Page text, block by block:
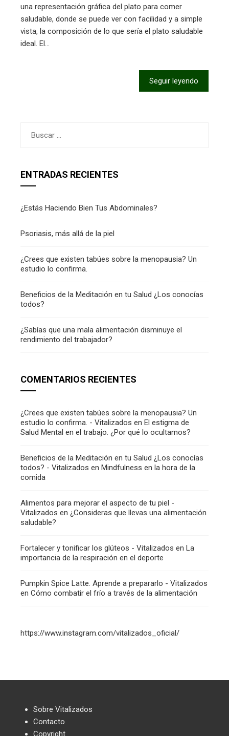
una representación gráfica del plato para comer
saludable, donde se puede ver con facilidad y a simple
vista, la composición de lo que sería el plato saludable
ideal. El…
Seguir leyendo
ENTRADAS RECIENTES
¿Estás Haciendo Bien Tus Abdominales?
Psoriasis, más allá de la piel
¿Crees que existen tabúes sobre la menopausia? Un
estudio lo confirma.
Beneficios de la Meditación en tu Salud ¿Los conocías
todos?
¿Sabías que una mala alimentación disminuye el
rendimiento del trabajador?
COMENTARIOS RECIENTES
¿Crees que existen tabúes sobre la menopausia? Un
estudio lo confirma. - Vitalizados en El estigma de
Salud Mental en el trabajo. ¿Por qué lo ocultamos?
Beneficios de la Meditación en tu Salud ¿Los conocías
todos? - Vitalizados en Mindfulness en la hora de la
comida
Alimentos para mejorar el aspecto de tu piel -
Vitalizados en ¿Consideras que llevas una alimentación
saludable?
Fortalecer y tonificar los glúteos - Vitalizados en La
importancia de la respiración en el deporte
Pumpkin Spice Latte. Aprende a prepararlo - Vitalizados
en Cómo combatir el frío a través de la alimentación
https://www.instagram.com/vitalizados_oficial/
Sobre Vitalizados
Contacto